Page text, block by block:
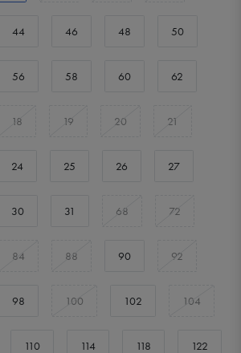
44 46 48 50
56 58 60 62
18 19 20 21
24 25 26 27
30 31 68 72
84 88 90 92
98 100 102 104
110 114 118 122